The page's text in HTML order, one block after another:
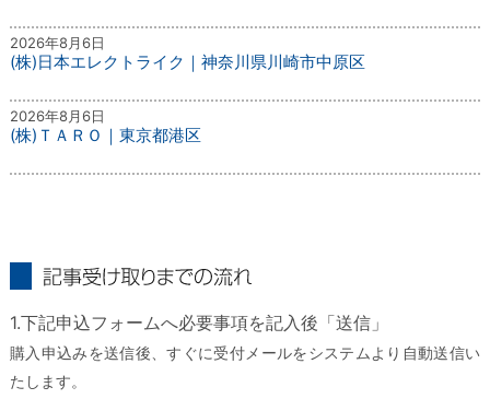
2026年8月6日
(株)日本エレクトライク｜神奈川県川崎市中原区
2026年8月6日
(株)ＴＡＲＯ｜東京都港区
1.下記申込フォームへ必要事項を記入後「送信」
購入申込みを送信後、すぐに受付メールをシステムより自動送信い
たします。